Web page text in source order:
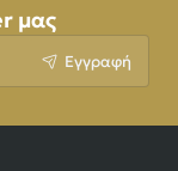
μας
Εγγραφή